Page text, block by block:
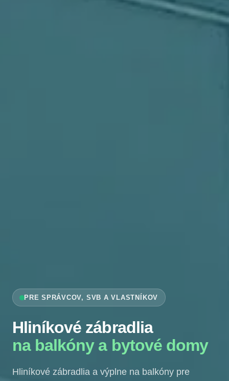
PRE SPRÁVCOV, SVB A VLASTNÍKOV
Hliníkové zábradlia
na balkóny a bytové domy
Hliníkové zábradlia a výplne na balkóny pre